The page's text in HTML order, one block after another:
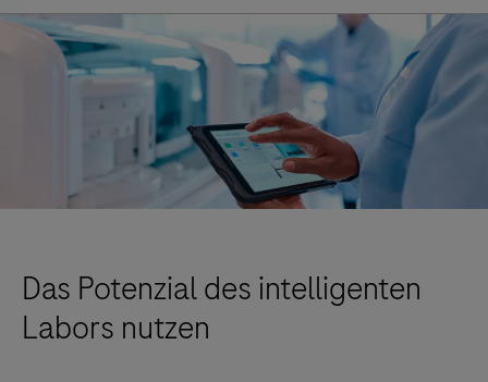
Das Potenzial des intelligenten
Labors nutzen